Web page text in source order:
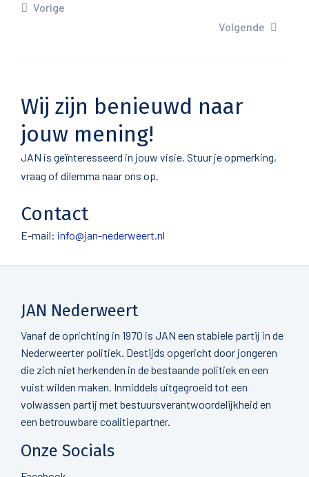
Wij zijn benieuwd naar
jouw mening!
JAN is geïnteresseerd in jouw visie. Stuur je opmerking,
vraag of dilemma naar ons op.
Contact
E-mail: info@jan-nederweert.nl
Vorige
Volgende
JAN Nederweert
Vanaf de oprichting in 1970 is JAN een stabiele partij in de
Nederweerter politiek. Destijds opgericht door jongeren
die zich niet herkenden in de bestaande politiek en een
vuist wilden maken. Inmiddels uitgegroeid tot een
volwassen partij met bestuursverantwoordelijkheid en
een betrouwbare coalitiepartner.
Onze Socials